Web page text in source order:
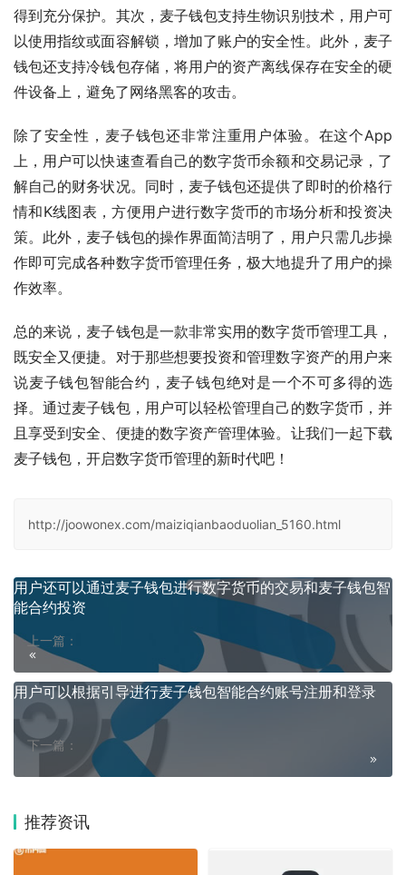
得到充分保护。其次，麦子钱包支持生物识别技术，用户可
以使用指纹或面容解锁，增加了账户的安全性。此外，麦子
钱包还支持冷钱包存储，将用户的资产离线保存在安全的硬
件设备上，避免了网络黑客的攻击。
除了安全性，麦子钱包还非常注重用户体验。在这个App
上，用户可以快速查看自己的数字货币余额和交易记录，了
解自己的财务状况。同时，麦子钱包还提供了即时的价格行
情和K线图表，方便用户进行数字货币的市场分析和投资决
策。此外，麦子钱包的操作界面简洁明了，用户只需几步操
作即可完成各种数字货币管理任务，极大地提升了用户的操
作效率。
总的来说，麦子钱包是一款非常实用的数字货币管理工具，
既安全又便捷。对于那些想要投资和管理数字资产的用户来
说麦子钱包智能合约，麦子钱包绝对是一个不可多得的选
择。通过麦子钱包，用户可以轻松管理自己的数字货币，并
且享受到安全、便捷的数字资产管理体验。让我们一起下载
麦子钱包，开启数字货币管理的新时代吧！
http://joowonex.com/maiziqianbaoduolian_5160.html
上一篇：
用户还可以通过麦子钱包进行数字货币的交易和麦子钱包智
能合约投资
下一篇：
用户可以根据引导进行麦子钱包智能合约账号注册和登录
推荐资讯